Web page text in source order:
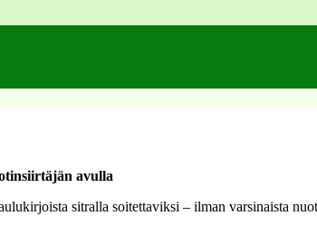
avulla
sitralla soitettaviksi – ilman varsinaista